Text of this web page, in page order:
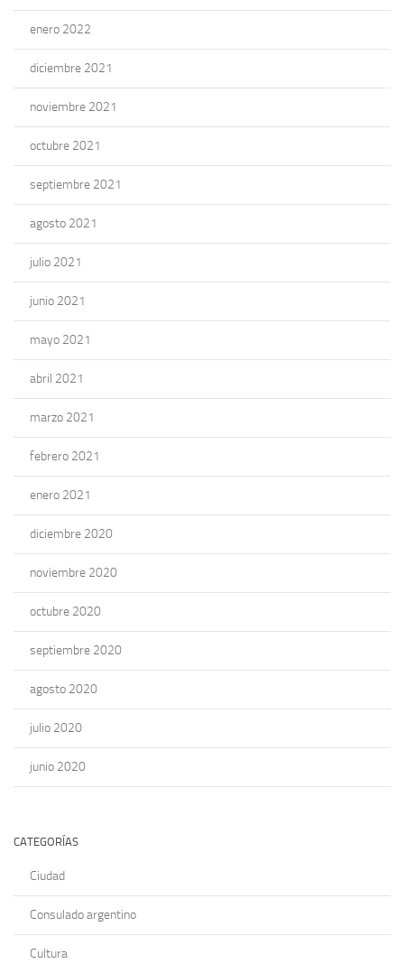
enero 2022
diciembre 2021
noviembre 2021
octubre 2021
septiembre 2021
agosto 2021
julio 2021
junio 2021
mayo 2021
abril 2021
marzo 2021
febrero 2021
enero 2021
diciembre 2020
noviembre 2020
octubre 2020
septiembre 2020
agosto 2020
julio 2020
junio 2020
CATEGORÍAS
Ciudad
Consulado argentino
Cultura